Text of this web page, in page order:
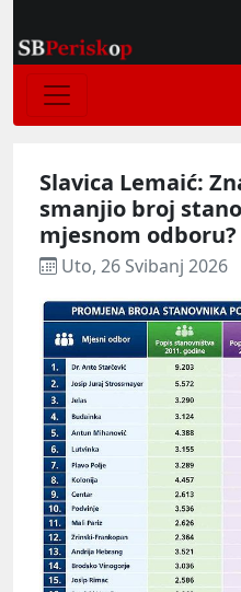
Slavica Lemaić:
smanjio broj
mjesnom odboru?
Uto, 26 Svibanj 2026